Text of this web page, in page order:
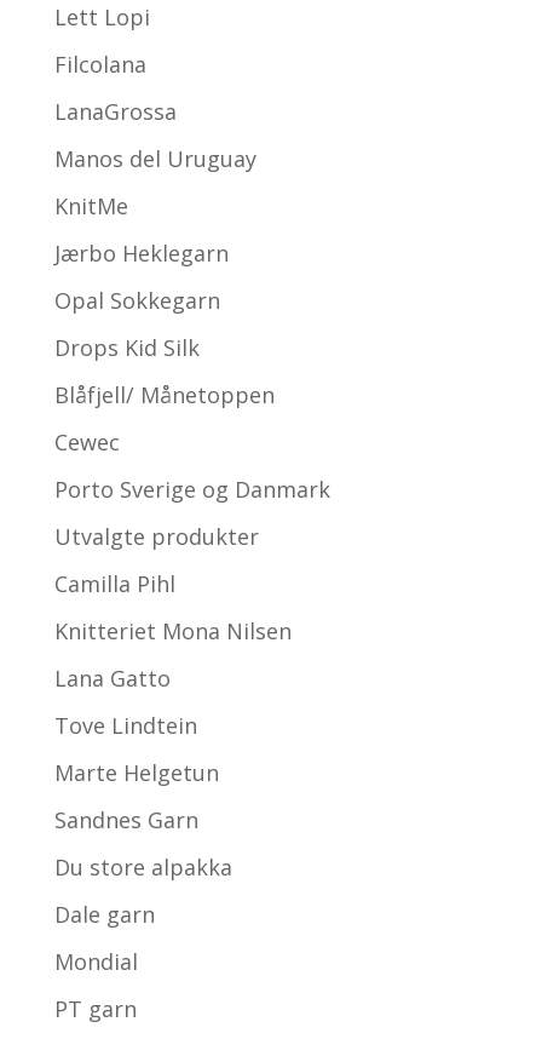
Lett Lopi
Filcolana
LanaGrossa
Manos del Uruguay
KnitMe
Jærbo Heklegarn
Opal Sokkegarn
Drops Kid Silk
Blåfjell/ Månetoppen
Cewec
Porto Sverige og Danmark
Utvalgte produkter
Camilla Pihl
Knitteriet Mona Nilsen
Lana Gatto
Tove Lindtein
Marte Helgetun
Sandnes Garn
Du store alpakka
Dale garn
Mondial
PT garn